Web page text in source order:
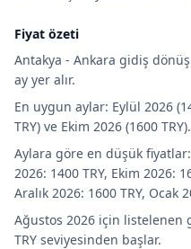
Fiyat özeti
Antakya - Ankara gidiş
ay yer alır.
En uygun aylar: Eylül 2026
TRY) ve Ekim 2026 (1600 TRY).
Aylara göre en düşük
2026: 1400 TRY, Ekim 2026:
Aralık 2026: 1600 TRY, Ocak
Ağustos 2026 için listelenen
TRY seviyesinden başlar.